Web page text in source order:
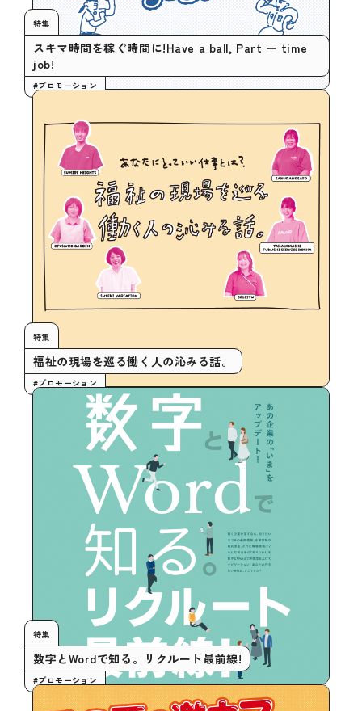
特集
スキマ時間を稼ぐ時間に!Have a ball, Part ー time
job!
#プロモーション
特集
福祉の現場を巡る働く人の沁みる話。
#プロモーション
特集
数字とWordで知る。リクルート最前線!
#プロモーション